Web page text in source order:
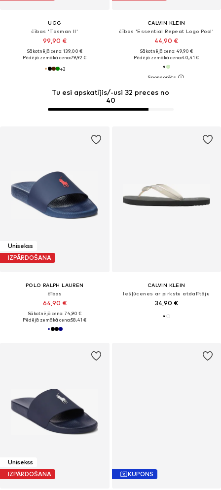
UGG
čības 'Tasman II'
99,90 €
Sākotnējā cena: 139,00 €
Pēdējā zemākā cena:79,92 €
+2
CALVIN KLEIN
čības 'Essential Repeat Logo Pool'
44,90 €
Sākotnējā cena: 49,90 €
Pēdējā zemākā cena:40,41 €
Tu esi apskatījis/-usi 32 preces no
40
Unisekss
IZPĀRDOŠANA
POLO RALPH LAUREN
čības
64,90 €
Sākotnējā cena: 74,90 €
Pēdējā zemākā cena:58,41 €
CALVIN KLEIN
Iešļūcenes ar pirkstu atdalītāju
34,90 €
Unisekss
IZPĀRDOŠANA
KUPONS